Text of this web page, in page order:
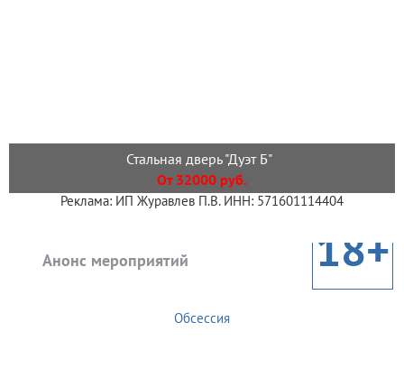
Стальная дверь "Дуэт Б"
От 32000 руб.
Реклама: ИП Журавлев П.В. ИНН: 571601114404
Анонс мероприятий 18+
Обсессия